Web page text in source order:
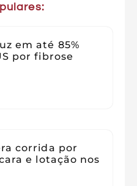
em até 85%
por fibrose
corrida por
e lotação nos